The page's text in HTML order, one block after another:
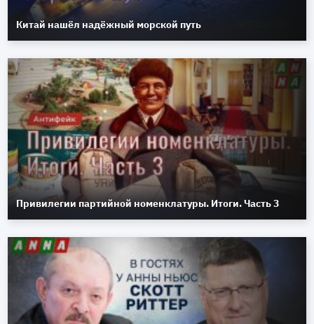
Китай нашёл надёжный морской путь
Привилегии партийной номенклатуры. Итоги. Часть 3